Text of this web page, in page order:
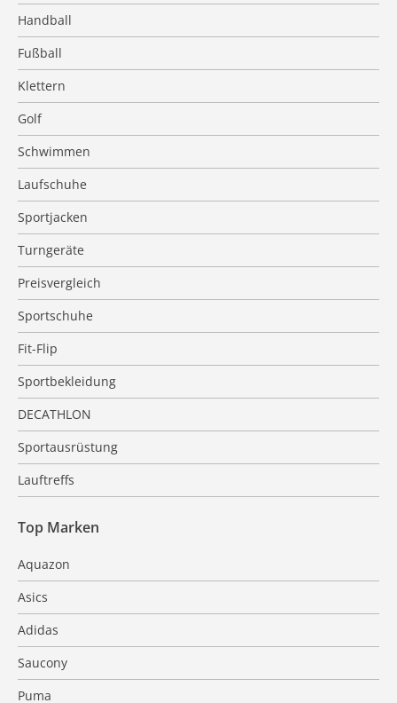
Handball
Fußball
Klettern
Golf
Schwimmen
Laufschuhe
Sportjacken
Turngeräte
Preisvergleich
Sportschuhe
Fit-Flip
Sportbekleidung
DECATHLON
Sportausrüstung
Lauftreffs
Top Marken
Aquazon
Asics
Adidas
Saucony
Puma